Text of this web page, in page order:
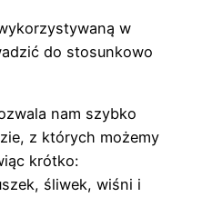
w
do stosunkowo
nam szybko
z których możemy
krótko:
śliwek, wiśni i